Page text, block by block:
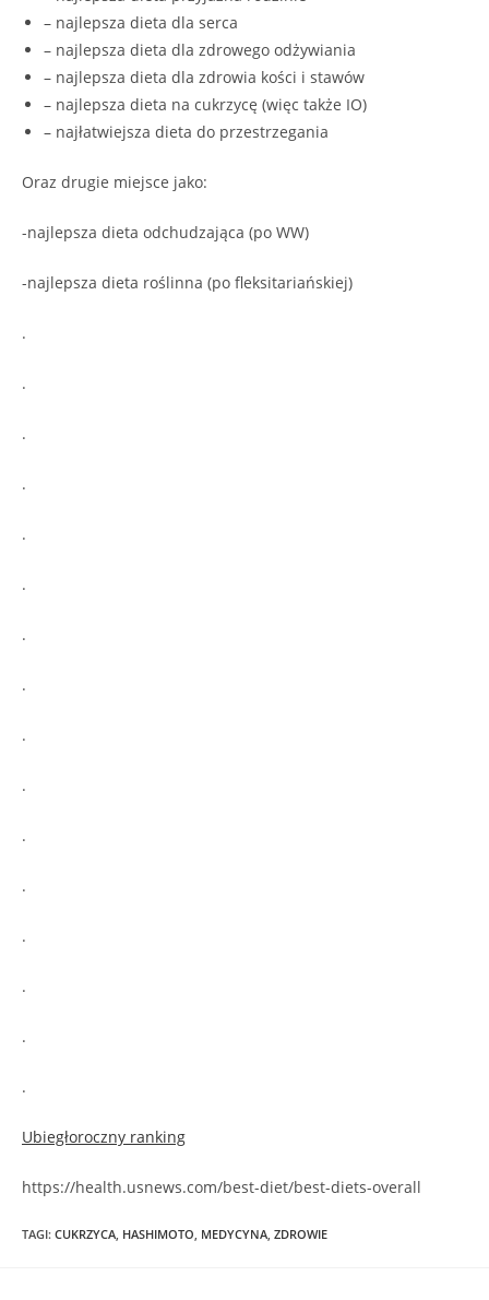
– najlepsza dieta dla serca
– najlepsza dieta dla zdrowego odżywiania
– najlepsza dieta dla zdrowia kości i stawów
– najlepsza dieta na cukrzycę (więc także IO)
– najłatwiejsza dieta do przestrzegania
Oraz drugie miejsce jako:
-najlepsza dieta odchudzająca (po WW)
-najlepsza dieta roślinna (po fleksitariańskiej)
.
.
.
.
.
.
.
.
.
.
.
.
.
.
.
.
Ubiegłoroczny ranking
https://health.usnews.com/best-diet/best-diets-overall
TAGI: CUKRZYCA, HASHIMOTO, MEDYCYNA, ZDROWIE